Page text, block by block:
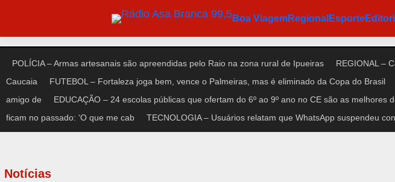
o
conteúdo
Boa ViagemRegional Esporte
POLÍCIA – Armas artesanais são apreendidas pelo Raio na zona rural de Ipueiras REGIONAL –
Caucaia
FUTEBOL – Fortaleza joga bem, vence o Palmeiras, mas é eliminado da Copa do Brasil
amigo de
EDUCAÇÃO – 24 escolas públicas que ofertam do 6º ao 9º ano no CE são as melhores
ficam no passado: ‘O que me cab
TECNOLOGIA – Usuários relatam que WhatsApp suspendeu
Notícias